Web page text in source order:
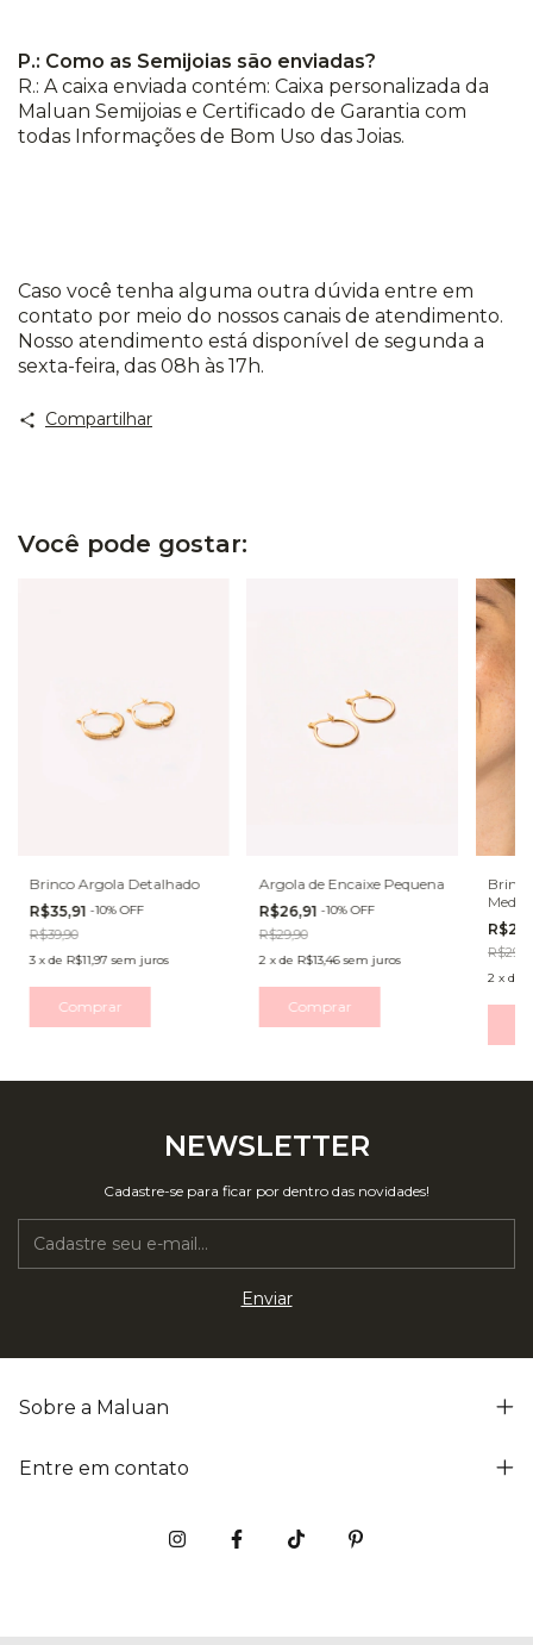
P.: Como as Semijoias são enviadas?
R.: A caixa enviada contém: Caixa personalizada da
Maluan Semijoias e Certificado de Garantia com
todas Informações de Bom Uso das Joias.
Caso você tenha alguma outra dúvida entre em
contato por meio do nossos canais de atendimento.
Nosso atendimento está disponível de segunda a
sexta-feira, das 08h às 17h.
Compartilhar
Você pode gostar:
Brinco Argola Detalhado
R$35,91 -10%OFF
R$39,90
3 xde R$11,97 sem juros
Comprar
Argola de Encaixe Pequena
R$26,91 -10%OFF
R$29,90
2 xde R$13,46 sem juros
Comprar
2 x de
NEWSLETTER
Cadastre-se para ficar por dentro das novidades!
Sobre a Maluan
Entre em contato